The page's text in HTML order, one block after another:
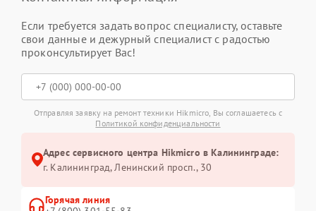
Если требуется задать вопрос специалисту, оставьте
свои данные и дежурный специалист с радостью
проконсультирует Вас!
Отправляя заявку на ремонт техники Hikmicro, Вы соглашаетесь с
Политикой конфиденциальности
Адрес сервисного центра Hikmicro в Калининграде:
г. Калининград, Ленинский просп., 30
Горячая линия